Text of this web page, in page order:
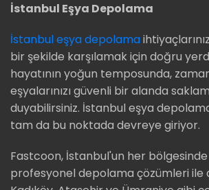
İstanbul Eşya Depolama
İstanbul eşya depolama
bir şekilde karşılamak için doğru
hayatının yoğun temposunda,
eşyalarınızı güvenli bir alanda
duyabilirsiniz. İstanbul eşya
tam da bu noktada devreye giriyor.
Fastcoon, İstanbul'un her
profesyonel depolama çözümleri ile